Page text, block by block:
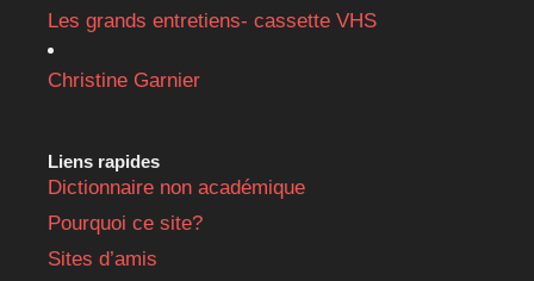
Les grands entretiens- cassette VHS
Christine Garnier
Liens rapides
Dictionnaire non académique
Pourquoi ce site?
Sites d’amis